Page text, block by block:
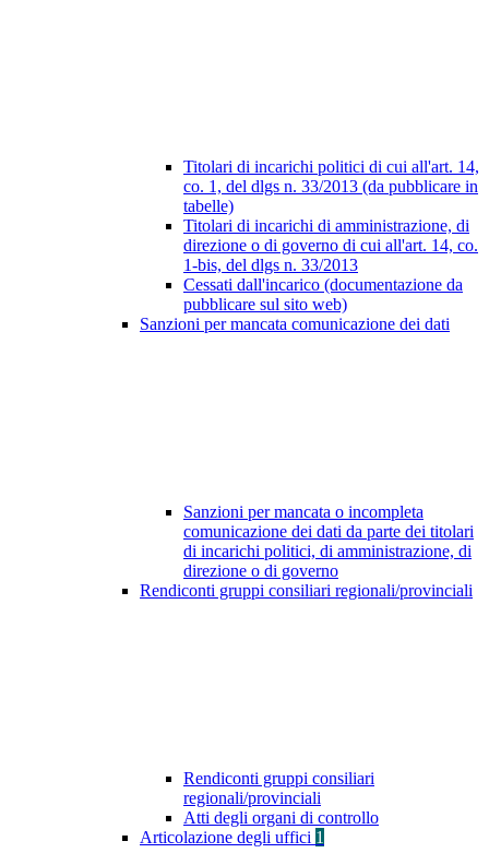
Titolari di incarichi politici di cui all'art. 14,
co. 1, del dlgs n. 33/2013 (da pubblicare in
tabelle)
Titolari di incarichi di amministrazione, di
direzione o di governo di cui all'art. 14, co.
1-bis, del dlgs n. 33/2013
Cessati dall'incarico (documentazione da
pubblicare sul sito web)
Sanzioni per mancata comunicazione dei dati
Sanzioni per mancata o incompleta
comunicazione dei dati da parte dei titolari
di incarichi politici, di amministrazione, di
direzione o di governo
Rendiconti gruppi consiliari regionali/provinciali
Rendiconti gruppi consiliari
regionali/provinciali
Atti degli organi di controllo
Articolazione degli uffici 1